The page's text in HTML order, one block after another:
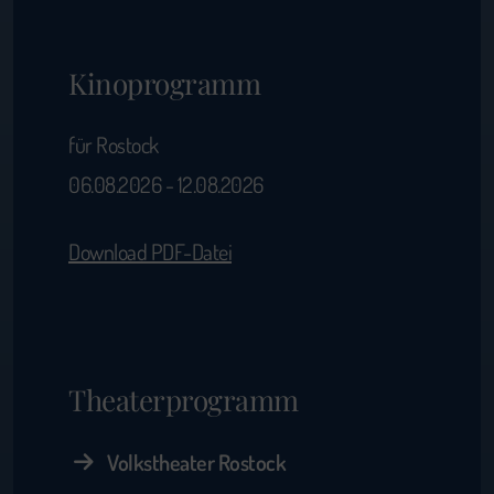
Kinoprogramm
für Rostock
06.08.2026 - 12.08.2026
Download PDF-Datei
Theaterprogramm
Volkstheater Rostock